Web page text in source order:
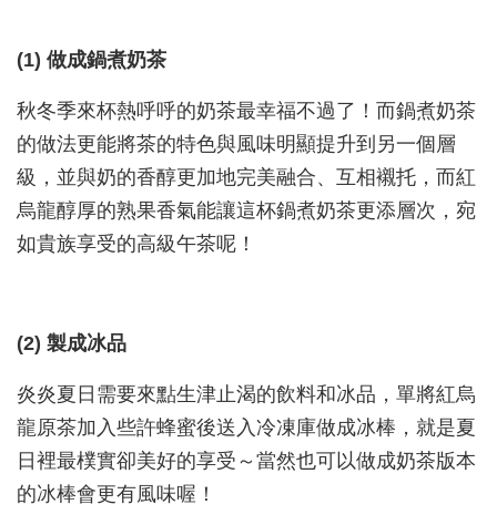
(1) 做成鍋煮奶茶
秋冬季來杯熱呼呼的奶茶最幸福不過了！而鍋煮奶茶
的做法更能將茶的特色與風味明顯提升到另一個層
級，並與奶的香醇更加地完美融合、互相襯托，而紅
烏龍醇厚的熟果香氣能讓這杯鍋煮奶茶更添層次，宛
如貴族享受的高級午茶呢！
(2) 製成冰品
炎炎夏日需要來點生津止渴的飲料和冰品，單將紅烏
龍原茶加入些許蜂蜜後送入冷凍庫做成冰棒，就是夏
日裡最樸實卻美好的享受～當然也可以做成奶茶版本
的冰棒會更有風味喔！